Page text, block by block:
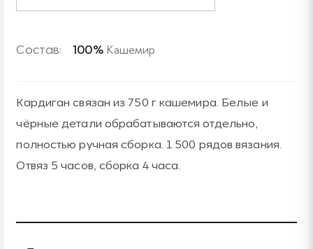
Состав: 100%Кашемир
Кардиган связан из 750 г кашемира. Белые и
чёрные детали обрабатываются отдельно,
полностью ручная сборка. 1 500 рядов вязания.
Отвяз 5 часов, сборка 4 часа.